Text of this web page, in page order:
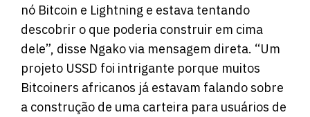
nó Bitcoin e Lightning e estava tentando
descobrir o que poderia construir em cima
dele”, disse Ngako via mensagem direta. “Um
projeto USSD foi intrigante porque muitos
Bitcoiners africanos já estavam falando sobre
a construção de uma carteira para usuários de